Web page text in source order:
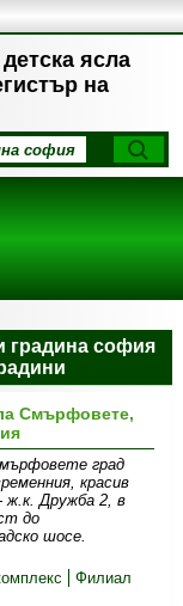
ясла
на
градина софия
Смърфовете,
град
красив
ж.к. Дружба 2, в
до
шосе.
Филиал